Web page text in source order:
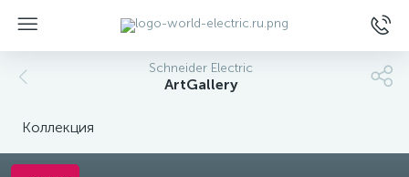
Schneider Electric
ArtGallery
Коллекция